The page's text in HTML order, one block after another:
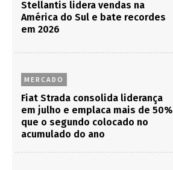
Stellantis lidera vendas na
América do Sul e bate recordes
em 2026
MERCADO
Fiat Strada consolida liderança
em julho e emplaca mais de 50%
que o segundo colocado no
acumulado do ano